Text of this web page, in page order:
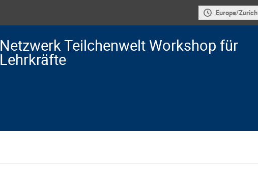
Europe/Zurich
Netzwerk Teilchenwelt Workshop für
Lehrkräfte